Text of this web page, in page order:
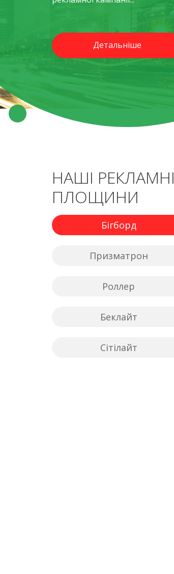
Детальніше
НАШІ РЕКЛАМНІ
ПЛОЩИНИ
Бігборд
Призматрон
Роллер
Беклайт
Сітілайт